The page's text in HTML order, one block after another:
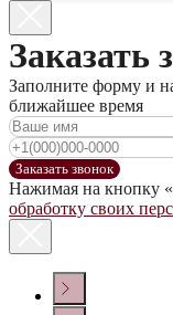
Заказать
Заполните форму и
ближайшее время
Заказать звонок
Нажимая на кнопку
обработку своих